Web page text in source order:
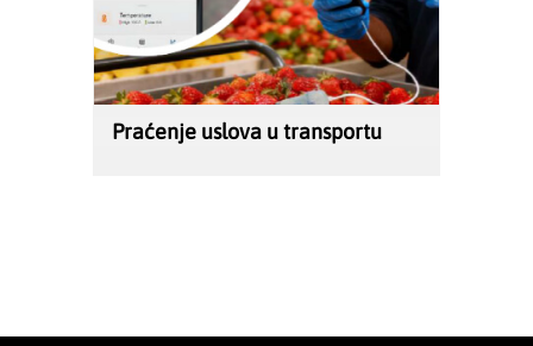
Praćenje uslova u transportu